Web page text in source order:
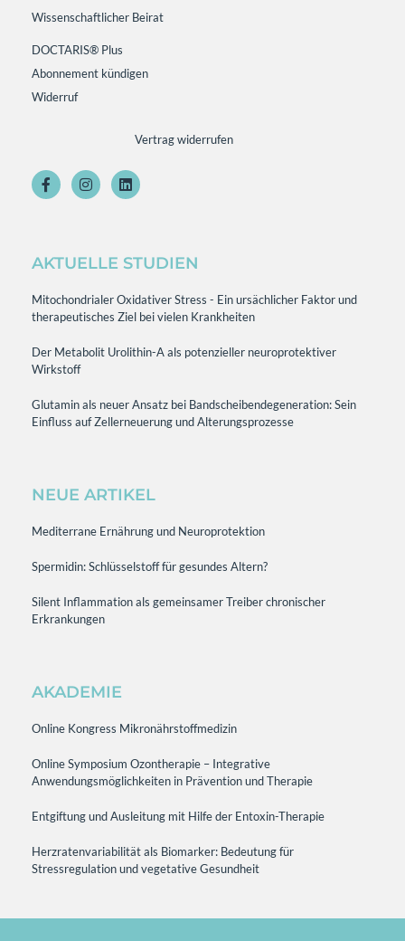
Wissenschaftlicher Beirat
DOCTARIS® Plus
Abonnement kündigen
Widerruf
Vertrag widerrufen
AKTUELLE STUDIEN
Mitochondrialer Oxidativer Stress - Ein ursächlicher Faktor und
therapeutisches Ziel bei vielen Krankheiten
Der Metabolit Urolithin-A als potenzieller neuroprotektiver
Wirkstoff
Glutamin als neuer Ansatz bei Bandscheibendegeneration: Sein
Einfluss auf Zellerneuerung und Alterungsprozesse
NEUE ARTIKEL
Mediterrane Ernährung und Neuroprotektion
Spermidin: Schlüsselstoff für gesundes Altern?
Silent Inflammation als gemeinsamer Treiber chronischer
Erkrankungen
AKADEMIE
Online Kongress Mikronährstoffmedizin
Online Symposium Ozontherapie – Integrative
Anwendungsmöglichkeiten in Prävention und Therapie
Entgiftung und Ausleitung mit Hilfe der Entoxin-Therapie
Herzratenvariabilität als Biomarker: Bedeutung für
Stressregulation und vegetative Gesundheit